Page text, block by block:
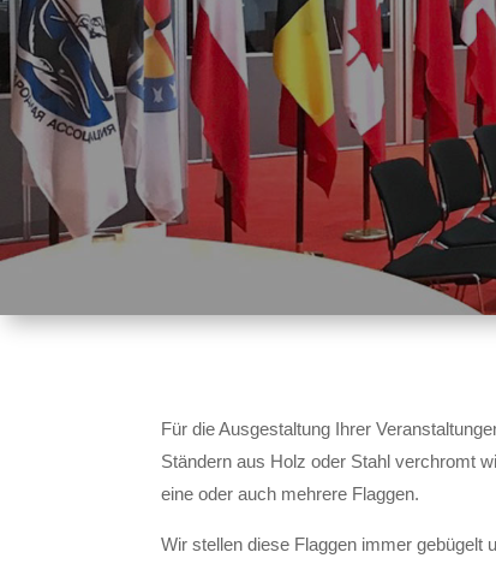
Für die Ausgestaltung Ihrer
Ständern aus Holz oder Stahl verchromt
eine oder auch mehrere Flaggen.
Wir stellen diese Flaggen immer gebügelt